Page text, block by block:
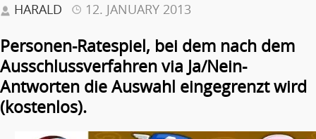
HARALD 12. JANUARY 2013
Personen-Ratespiel, bei dem nach dem
Ausschlussverfahren via Ja/Nein-
Antworten die Auswahl eingegrenzt wird
(kostenlos).